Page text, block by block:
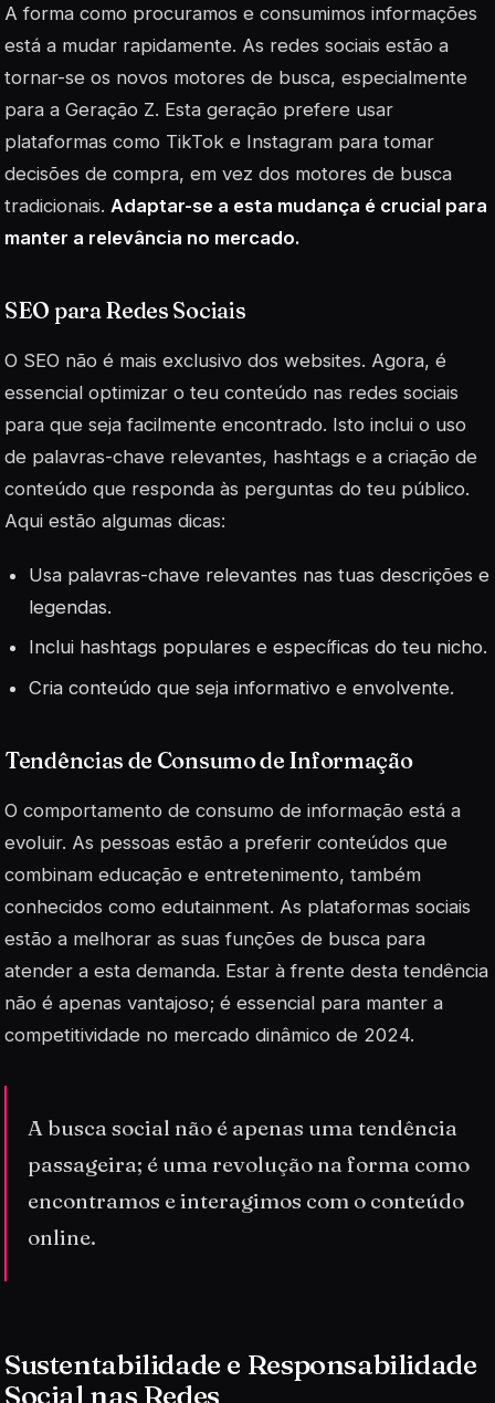
A forma como procuramos e consumimos informações
está a mudar rapidamente. As redes sociais estão a
tornar-se os novos motores de busca, especialmente
para a Geração Z. Esta geração prefere usar
plataformas como TikTok e Instagram para tomar
decisões de compra, em vez dos motores de busca
tradicionais. Adaptar-se a esta mudança é crucial para
manter a relevância no mercado.
SEO para Redes Sociais
O SEO não é mais exclusivo dos websites. Agora, é
essencial optimizar o teu conteúdo nas redes sociais
para que seja facilmente encontrado. Isto inclui o uso
de palavras-chave relevantes, hashtags e a criação de
conteúdo que responda às perguntas do teu público.
Aqui estão algumas dicas:
Usa palavras-chave relevantes nas tuas descrições e
legendas.
Inclui hashtags populares e específicas do teu nicho.
Cria conteúdo que seja informativo e envolvente.
Tendências de Consumo de Informação
O comportamento de consumo de informação está a
evoluir. As pessoas estão a preferir conteúdos que
combinam educação e entretenimento, também
conhecidos como edutainment. As plataformas sociais
estão a melhorar as suas funções de busca para
atender a esta demanda. Estar à frente desta tendência
não é apenas vantajoso; é essencial para manter a
competitividade no mercado dinâmico de 2024.
A busca social não é apenas uma tendência
passageira; é uma revolução na forma como
encontramos e interagimos com o conteúdo
online.
Sustentabilidade e Responsabilidade
Social nas Redes